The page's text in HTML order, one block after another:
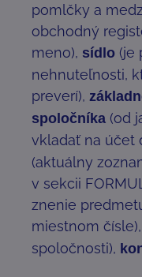
pomlčky a
obchodný
meno), sídlo (je
nehnuteľnosti,
preverí),
spoločníka (od
vkladať na účet
(aktuálny
v sekcii
znenie
miestnom čísle),
spoločnosti),